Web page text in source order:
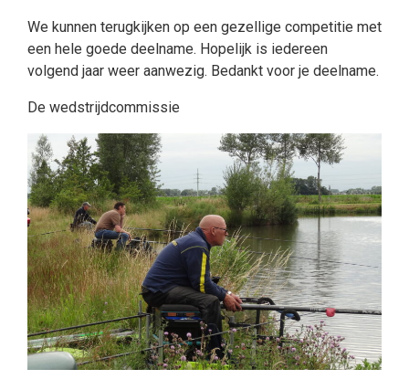
We kunnen terugkijken op een gezellige competitie met
een hele goede deelname. Hopelijk is iedereen
volgend jaar weer aanwezig. Bedankt voor je deelname.
De wedstrijdcommissie